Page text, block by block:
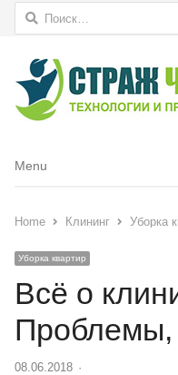
Найти:
Menu
Menu
Home Клининг Уборка
Уборка квартир
Всё о
08.06.2018